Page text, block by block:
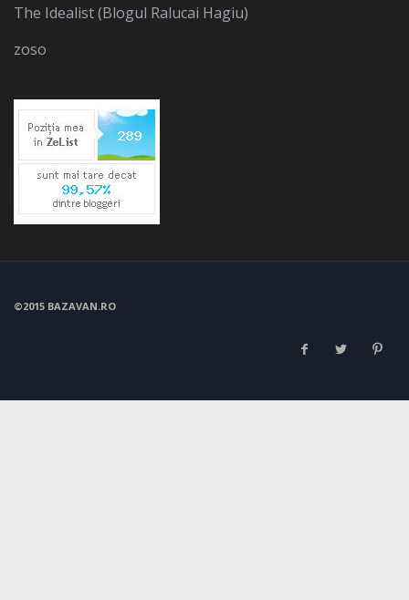
The Idealist (Blogul Ralucai Hagiu)
zoso
©2015 BAZAVAN.RO